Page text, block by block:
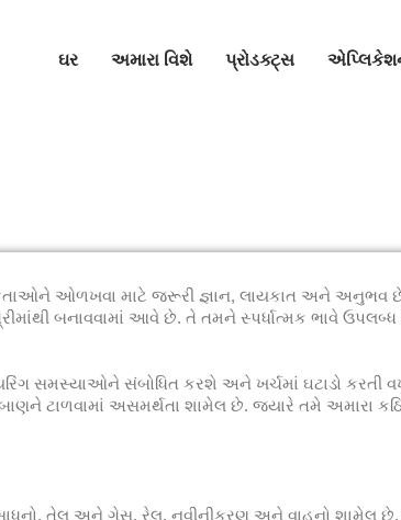
ઘર અમારા વિશે પ્રોડક્ટ્સ
ઓળખવા માટે જરૂરી જ્ઞાન, લાયકાત અને અનુભવ
બનાવવામાં આવે છે. તે તમને સ્પર્ધાત્મક ભાવે ઉપલબ્ધ
સમસ્યાઓને સંબોધિત કરશે અને ખર્ચમાં ઘટાડો કરતી વખતે
ટાળવામાં અસમર્થતા શામેલ છે. જ્યારે તમે અમારા
તેલ અને ગેસ, રેલ, નવીનીકરણ અને વાહનો શામેલ છે.